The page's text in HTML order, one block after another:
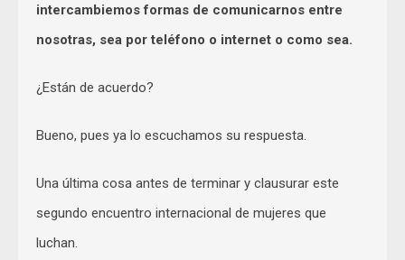
intercambiemos formas de comunicarnos entre
nosotras, sea por teléfono o internet o como sea.
¿Están de acuerdo?
Bueno, pues ya lo escuchamos su respuesta.
Una última cosa antes de terminar y clausurar este
segundo encuentro internacional de mujeres que
luchan.